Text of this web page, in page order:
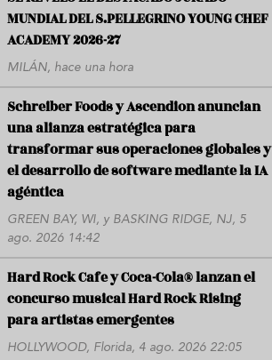
MUNDIAL DEL S.PELLEGRINO YOUNG CHEF
ACADEMY 2026-27
MILÁN, hace una hora
Schreiber Foods y Ascendion anuncian
una alianza estratégica para
transformar sus operaciones globales y
el desarrollo de software mediante la IA
agéntica
GREEN BAY, WI, y BASKING RIDGE, NJ, 5
ago. 2026 14:42
Hard Rock Cafe y Coca-Cola® lanzan el
concurso musical Hard Rock Rising
para artistas emergentes
HOLLYWOOD, Florida, 4 ago. 2026 22:05